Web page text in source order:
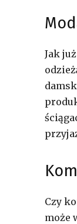
Jak
Czy
może